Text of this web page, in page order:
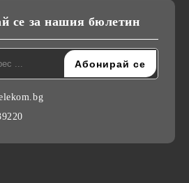
се за нашия бюлетин